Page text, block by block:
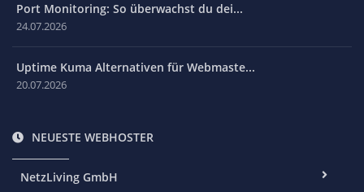
Port Monitoring: So überwachst du dei...
24.07.2026
Uptime Kuma Alternativen für Webmaste...
20.07.2026
NEUESTE WEBHOSTER
NetzLiving GmbH